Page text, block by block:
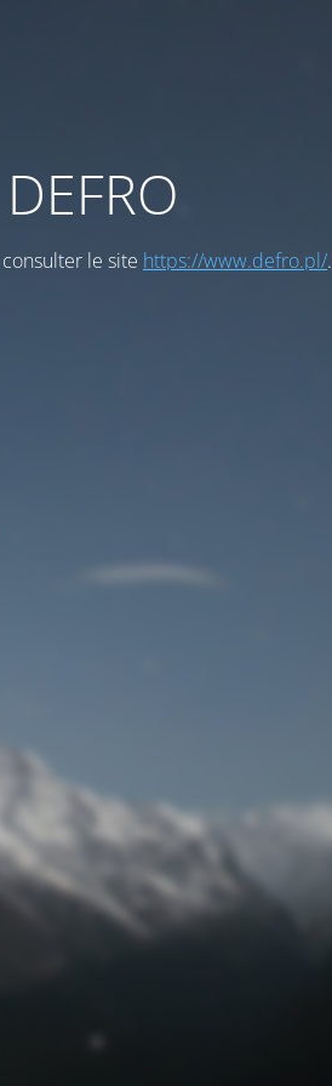
le site https://www.defro.pl/.